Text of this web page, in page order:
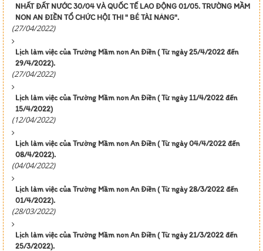
NHẤT ĐẤT NƯỚC 30/04 VÀ QUỐC TẾ LAO ĐỘNG 01/05. TRƯỜNG MẦM
NON AN ĐIỀN TỔ CHỨC HỘI THI " BÉ TÀI NĂNG".
(27/04/2022)
Lịch làm việc của Trường Mầm non An Điền ( Từ ngày 25/4/2022 đến
29/4/2022).
(27/04/2022)
Lịch làm việc của Trường Mầm non An Điền ( Từ ngày 11/4/2022 đến
15/4/2022)
(12/04/2022)
Lịch làm việc của Trường Mầm non An Điền ( Từ ngày 04/4/2022 đến
08/4/2022).
(04/04/2022)
Lịch làm việc của Trường Mầm non An Điền ( Từ ngày 28/3/2022 đến
01/4/2022).
(28/03/2022)
Lịch làm việc của Trường Mầm non An Điền ( Từ ngày 21/3/2022 đến
25/3/2022).